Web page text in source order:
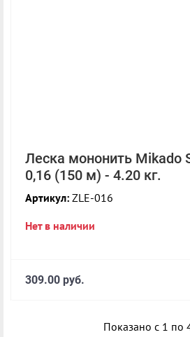
Леска мононить Mikado
0,16 (150 м) - 4.20 кг.
Артикул: ZLE-016
Нет в наличии
309.00 руб.
Показано с 1 по